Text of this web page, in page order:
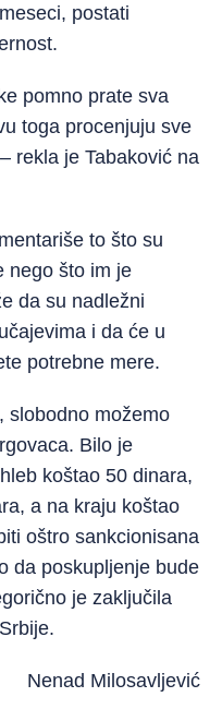
postati
pomno prate sva
toga procenjuju sve
rekla je Tabaković na
to što su
nego što im je
da su nadležni
i da će u
potrebne mere.
slobodno možemo
Bilo je
koštao 50 dinara,
a na kraju koštao
oštro sankcionisana
da poskupljenje bude
je zaključila
Nenad Milosavljević